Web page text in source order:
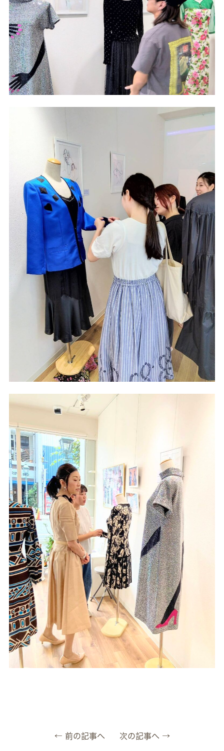
← 前の記事へ 次の記事へ →